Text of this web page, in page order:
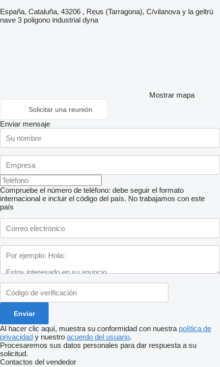
España, Cataluña, 43206 , Reus (Tarragona), C/vilanova y la geltrú
nave 3 poligono industrial dyna
Mostrar mapa
Solicitar una reunión
Enviar mensaje
Compruebe el número de teléfono: debe seguir el formato
internacional e incluir el código del país. No trabajamos con este
país
Al hacer clic aquí, muestra su conformidad con nuestra política de
privacidad y nuestro acuerdo del usuario.
Procesaremos sus datos personales para dar respuesta a su
solicitud.
Contactos del vendedor